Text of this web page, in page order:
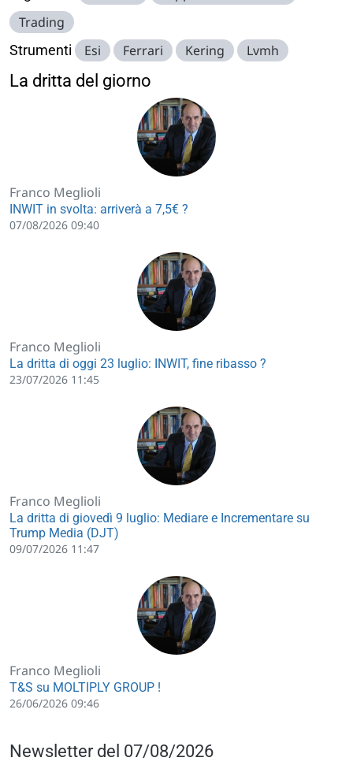
Trading
Strumenti Esi Ferrari Kering Lvmh
La dritta del giorno
Franco Meglioli
INWIT in svolta: arriverà a 7,5€ ?
07/08/2026 09:40
Franco Meglioli
La dritta di oggi 23 luglio: INWIT, fine ribasso ?
23/07/2026 11:45
Franco Meglioli
La dritta di giovedì 9 luglio: Mediare e Incrementare su
Trump Media (DJT)
09/07/2026 11:47
Franco Meglioli
T&S su MOLTIPLY GROUP !
26/06/2026 09:46
Newsletter del 07/08/2026